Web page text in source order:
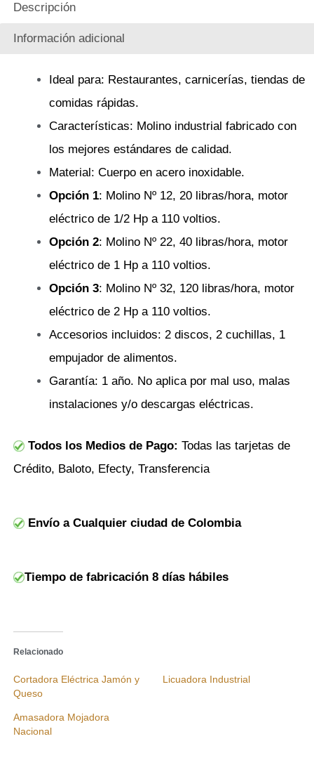
Descripción
Información adicional
Ideal para: Restaurantes, carnicerías, tiendas de
comidas rápidas.
Características: Molino industrial fabricado con
los mejores estándares de calidad.
Material: Cuerpo en acero inoxidable.
Opción 1: Molino Nº 12, 20 libras/hora, motor
eléctrico de 1/2 Hp a 110 voltios.
Opción 2: Molino Nº 22, 40 libras/hora, motor
eléctrico de 1 Hp a 110 voltios.
Opción 3: Molino Nº 32, 120 libras/hora, motor
eléctrico de 2 Hp a 110 voltios.
Accesorios incluidos: 2 discos, 2 cuchillas, 1
empujador de alimentos.
Garantía: 1 año. No aplica por mal uso, malas
instalaciones y/o descargas eléctricas.
Todos los Medios de Pago: Todas las tarjetas de
Crédito, Baloto, Efecty, Transferencia
Envío a Cualquier ciudad de Colombia
Tiempo de fabricación 8 días hábiles
Relacionado
Cortadora Eléctrica Jamón y
Queso
Licuadora Industrial
Amasadora Mojadora
Nacional